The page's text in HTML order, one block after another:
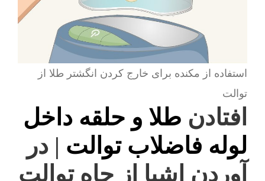
استفاده از مکنده برای خارج کردن انگشتر طلا از
توالت
افتادن طلا و حلقه داخل
لوله فاضلاب توالت | در
آوردن اشیا از چاه توالت